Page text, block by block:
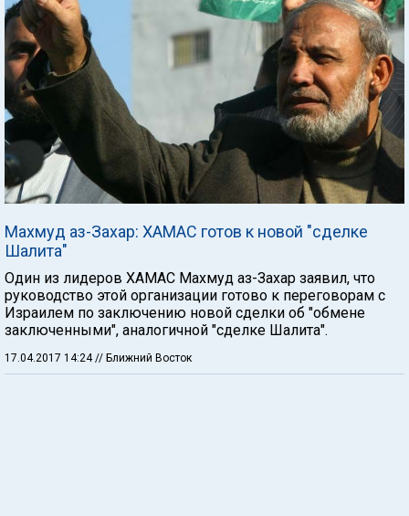
Махмуд аз-Захар: ХАМАС готов к новой "сделке
Шалита"
Один из лидеров ХАМАС Махмуд аз-Захар заявил, что
руководство этой организации готово к переговорам с
Израилем по заключению новой сделки об "обмене
заключенными", аналогичной "сделке Шалита".
17.04.2017 14:24 // Ближний Восток